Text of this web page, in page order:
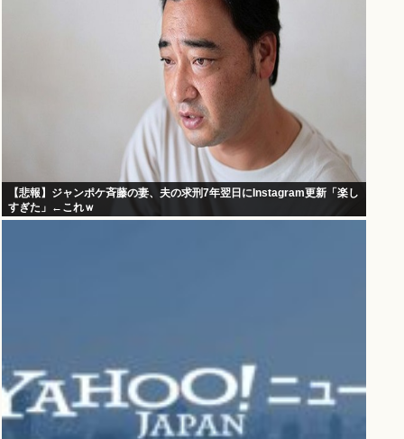
【悲報】ジャンポケ斉藤の妻、夫の求刑7年翌日にInstagram更新「楽し
すぎた」←これｗ